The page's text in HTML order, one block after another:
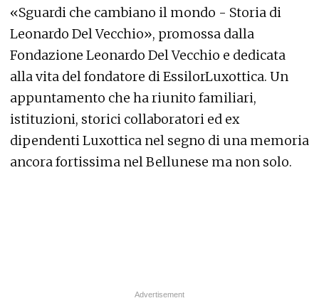
«Sguardi che cambiano il mondo - Storia di
Leonardo Del Vecchio», promossa dalla
Fondazione Leonardo Del Vecchio e dedicata
alla vita del fondatore di EssilorLuxottica. Un
appuntamento che ha riunito familiari,
istituzioni, storici collaboratori ed ex
dipendenti Luxottica nel segno di una memoria
ancora fortissima nel Bellunese ma non solo.